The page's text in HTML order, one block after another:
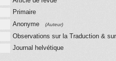
Primaire
Anonyme (Auteur)
Observations sur la Traduction &
Journal helvétique